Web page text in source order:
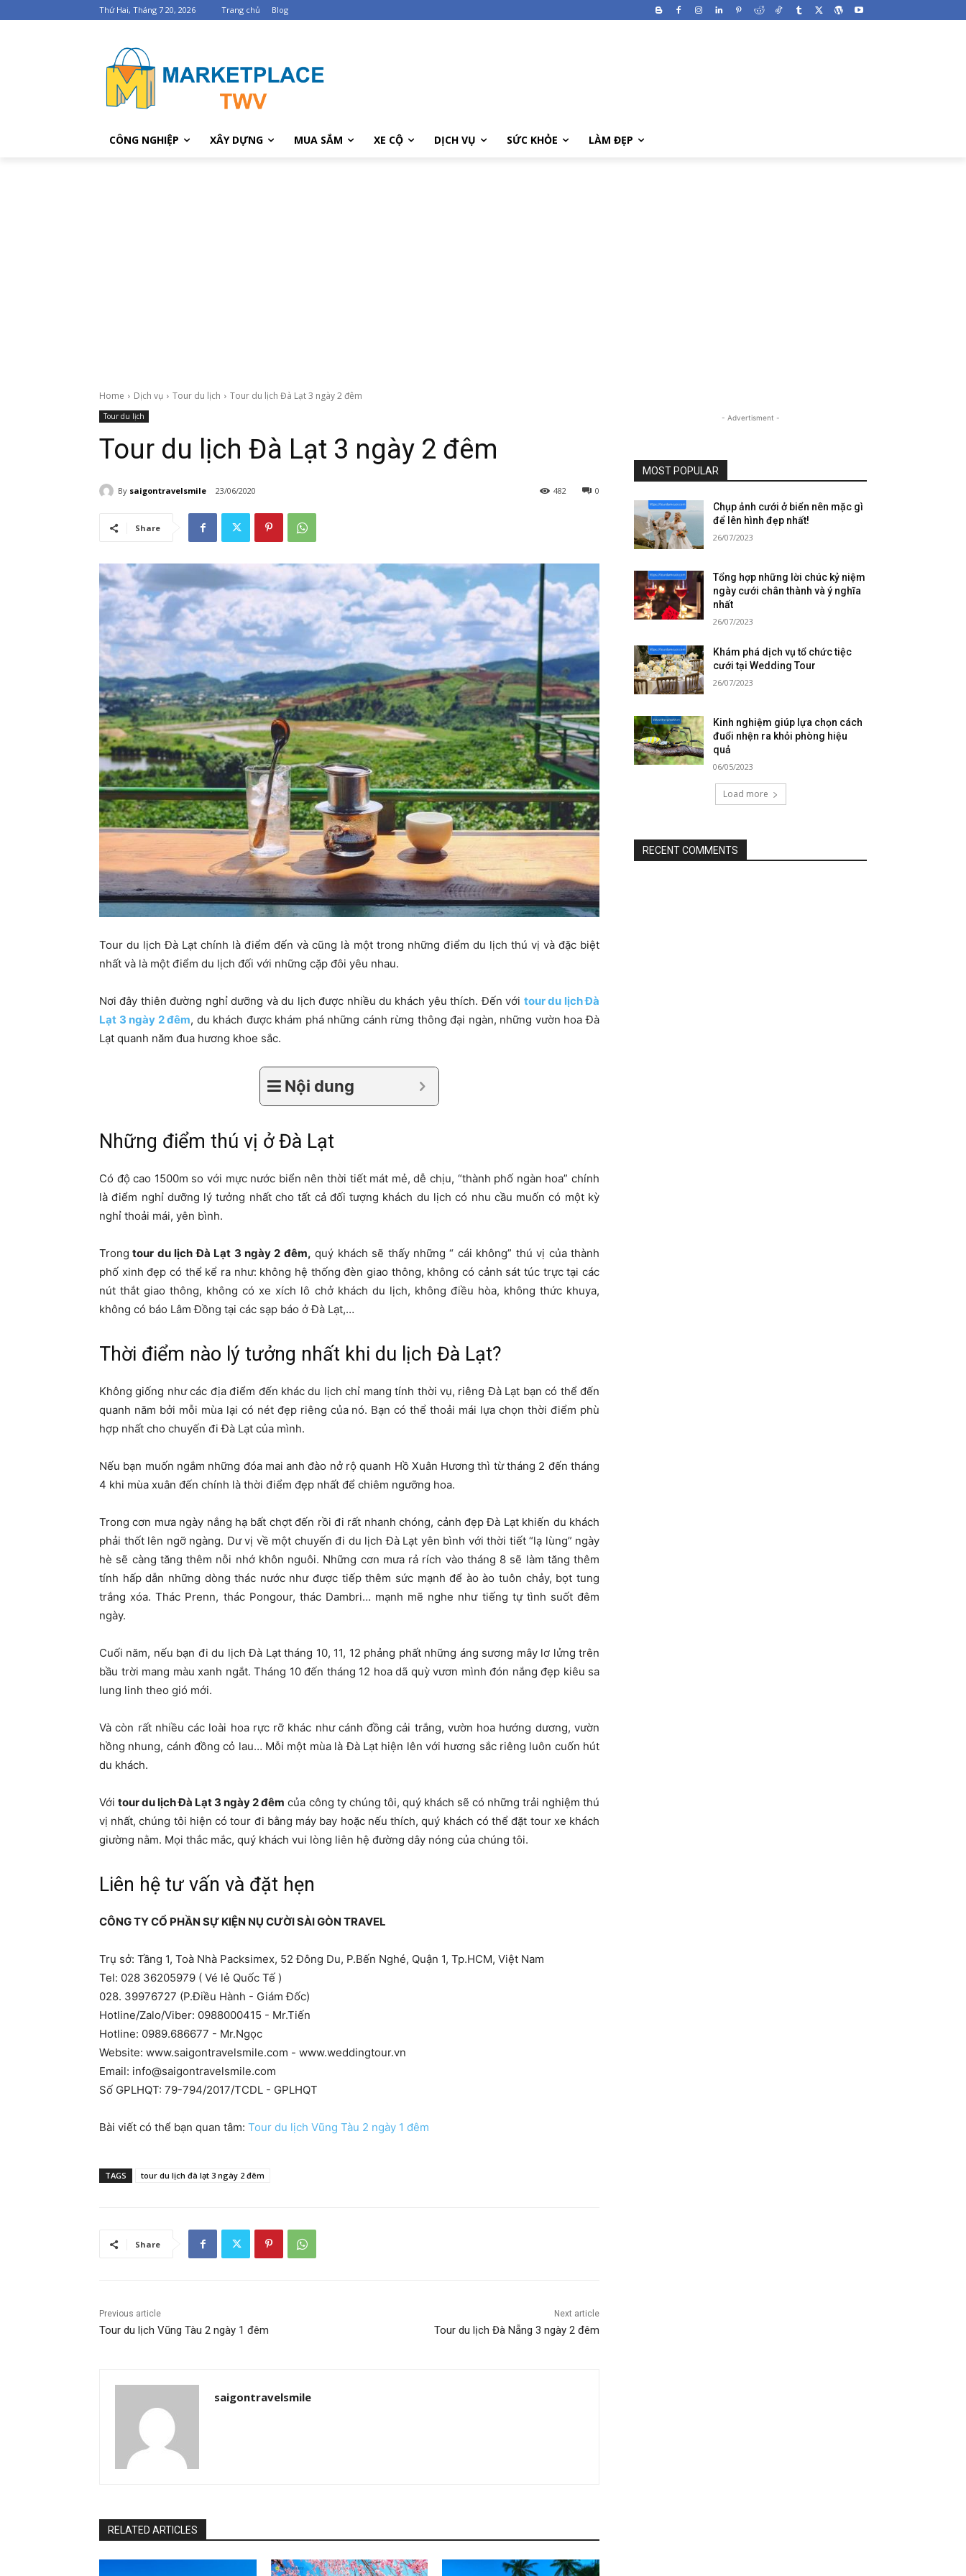
Thứ Hai, Tháng 7 20, 2026 Trang chủ Blog
CÔNG NGHIỆP XÂY DỰNG MUA SẮM XE CỘ DỊCH VỤ SỨC KHỎE LÀM ĐẸP
Home Dịch vụ Tour du lịch Tour du lịch Đà Lạt 3 ngày 2 đêm
Tour du lịch
Tour du lịch Đà Lạt 3 ngày 2 đêm
By saigontravelsmile 23/06/2020 0
482
Share
Tour du lịch Đà Lạt chính là điểm đến và cũng là một trong những điểm du lịch thú vị và đặc biệt
nhất và là một điểm du lịch đối với những cặp đôi yêu nhau.
Nơi đây thiên đường nghỉ dưỡng và du lịch được nhiều du khách yêu thích. Đến với tour du lịch Đà
Lạt 3 ngày 2 đêm, du khách được khám phá những cánh rừng thông đại ngàn, những vườn hoa Đà
Lạt quanh năm đua hương khoe sắc.
Nội dung
Những điểm thú vị ở Đà Lạt
Có độ cao 1500m so với mực nước biển nên thời tiết mát mẻ, dễ chịu, “thành phố ngàn hoa” chính
là điểm nghỉ dưỡng lý tưởng nhất cho tất cả đối tượng khách du lịch có nhu cầu muốn có một kỳ
nghỉ thoải mái, yên bình.
Trong tour du lịch Đà Lạt 3 ngày 2 đêm, quý khách sẽ thấy những “ cái không” thú vị của thành
phố xinh đẹp có thể kể ra như: không hệ thống đèn giao thông, không có cảnh sát túc trực tại các
nút thắt giao thông, không có xe xích lô chở khách du lịch, không điều hòa, không thức khuya,
không có báo Lâm Đồng tại các sạp báo ở Đà Lạt,…
Thời điểm nào lý tưởng nhất khi du lịch Đà Lạt?
Không giống như các địa điểm đến khác du lịch chỉ mang tính thời vụ, riêng Đà Lạt bạn có thể đến
quanh năm bởi mỗi mùa lại có nét đẹp riêng của nó. Bạn có thể thoải mái lựa chọn thời điểm phù
hợp nhất cho chuyến đi Đà Lạt của mình.
Nếu bạn muốn ngắm những đóa mai anh đào nở rộ quanh Hồ Xuân Hương thì từ tháng 2 đến tháng
4 khi mùa xuân đến chính là thời điểm đẹp nhất để chiêm ngưỡng hoa.
Trong cơn mưa ngày nắng hạ bất chợt đến rồi đi rất nhanh chóng, cảnh đẹp Đà Lạt khiến du khách
phải thốt lên ngỡ ngàng. Dư vị về một chuyến đi du lịch Đà Lạt yên bình với thời tiết “lạ lùng” ngày
hè sẽ càng tăng thêm nỗi nhớ khôn nguôi. Những cơn mưa rả rích vào tháng 8 sẽ làm tăng thêm
tính hấp dẫn những dòng thác nước như được tiếp thêm sức mạnh để ào ào tuôn chảy, bọt tung
trắng xóa. Thác Prenn, thác Pongour, thác Dambri… mạnh mẽ nghe như tiếng tự tình suốt đêm
ngày.
Cuối năm, nếu bạn đi du lịch Đà Lạt tháng 10, 11, 12 phảng phất những áng sương mây lơ lửng trên
bầu trời mang màu xanh ngắt. Tháng 10 đến tháng 12 hoa dã quỳ vươn mình đón nắng đẹp kiêu sa
lung linh theo gió mới.
Và còn rất nhiều các loài hoa rực rỡ khác như cánh đồng cải trắng, vườn hoa hướng dương, vườn
hồng nhung, cánh đồng cỏ lau… Mỗi một mùa là Đà Lạt hiện lên với hương sắc riêng luôn cuốn hút
du khách.
Vớitour du lịch Đà Lạt 3 ngày 2 đêm của công ty chúng tôi, quý khách sẽ có những trải nghiệm thú
vị nhất, chúng tôi hiện có tour đi bằng máy bay hoặc nếu thích, quý khách có thể đặt tour xe khách
giường nằm. Mọi thắc mắc, quý khách vui lòng liên hệ đường dây nóng của chúng tôi.
Liên hệ tư vấn và đặt hẹn
CÔNG TY CỔ PHẦN SỰ KIỆN NỤ CƯỜI SÀI GÒN TRAVEL
Trụ sở: Tầng 1, Toà Nhà Packsimex, 52 Đông Du, P.Bến Nghé, Quận 1, Tp.HCM, Việt Nam
Tel: 028 36205979 ( Vé lẻ Quốc Tế )
028. 39976727 (P.Điều Hành - Giám Đốc)
Hotline/Zalo/Viber: 0988000415 - Mr.Tiến
Hotline: 0989.686677 - Mr.Ngọc
Website: www.saigontravelsmile.com - www.weddingtour.vn
Email: info@saigontravelsmile.com
Số GPLHQT: 79-794/2017/TCDL - GPLHQT
Bài viết có thể bạn quan tâm: Tour du lịch Vũng Tàu 2 ngày 1 đêm
TAGS tour du lịch đà lạt 3 ngày 2 đêm
Share
Previous article
Tour du lịch Vũng Tàu 2 ngày 1 đêm
Next article
Tour du lịch Đà Nẵng 3 ngày 2 đêm
saigontravelsmile
RELATED ARTICLES
- Advertisment -
MOST POPULAR
Chụp ảnh cưới ở biển nên mặc gì
để lên hình đẹp nhất!
26/07/2023
Tổng hợp những lời chúc kỷ niệm
ngày cưới chân thành và ý nghĩa
nhất
26/07/2023
Khám phá dịch vụ tổ chức tiệc
cưới tại Wedding Tour
26/07/2023
Kinh nghiệm giúp lựa chọn cách
đuổi nhện ra khỏi phòng hiệu
quả
06/05/2023
Load more
RECENT COMMENTS